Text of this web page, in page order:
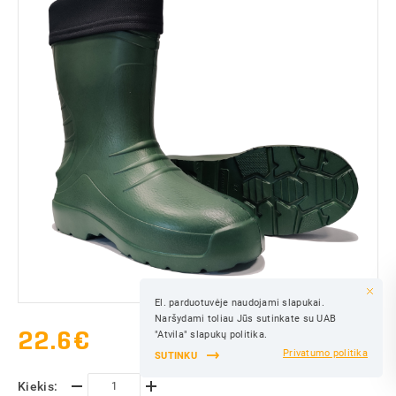
22.6€
Kiekis:
El. parduotuvėje naudojami slapukai.
Naršydami toliau Jūs sutinkate su UAB
"Atvila" slapukų politika.
SUTINKU
Privatumo politika
IŠSAUGOTI
IŠSAUGOTI